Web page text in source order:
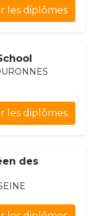
les diplômes
les diplômes
des